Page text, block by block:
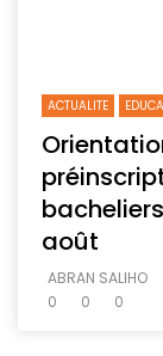
ACTUALITE
août
ABRAN SALIHO
0
0 0